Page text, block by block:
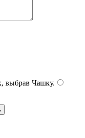
выбрав Чашку.